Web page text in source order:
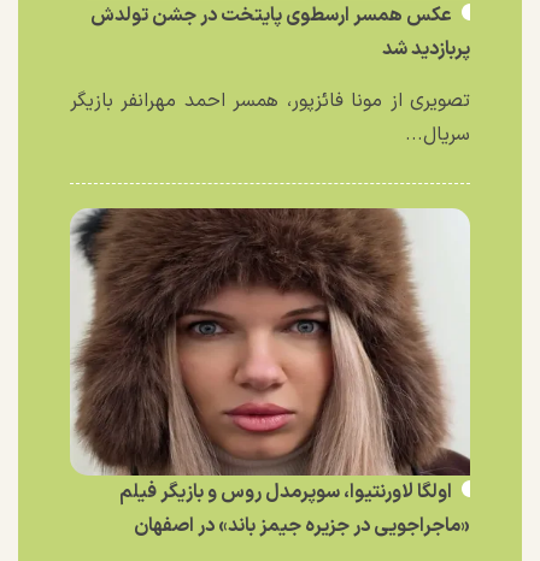
عکس همسر ارسطوی پایتخت در جشن تولدش
پربازدید شد
تصویری از مونا فائزپور، همسر احمد مهرانفر بازیگر
سریال...
اولگا لاورنتیوا، سوپرمدل روس و بازیگر فیلم
«ماجراجویی در جزیره جیمز باند» در اصفهان